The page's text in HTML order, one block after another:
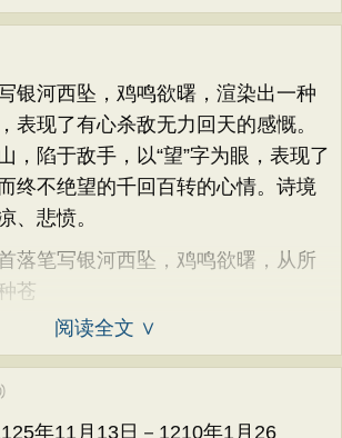
河西坠，鸡鸣欲曙，渲染出一种
表现了有心杀敌无力回天的感慨。
，陷于敌手，以“望”字为眼，表现了
终不绝望的千回百转的心情。诗境
、悲愤。
笔写银河西坠，鸡鸣欲曙，从所
苍
阅读全文 ∨
年11月13日－1210年1月26